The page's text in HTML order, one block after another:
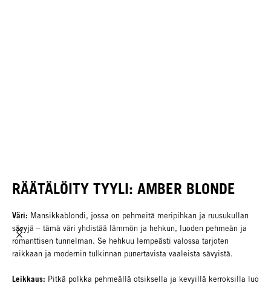
RÄÄTÄLÖITY TYYLI: AMBER BLONDE
Väri: Mansikkablondi, jossa on pehmeitä meripihkan ja ruusukullan
sävyjä – tämä väri yhdistää lämmön ja hehkun, luoden pehmeän ja
romanttisen tunnelman. Se hehkuu lempeästi valossa tarjoten
raikkaan ja modernin tulkinnan punertavista vaaleista sävyistä.
Leikkaus: Pitkä polkka pehmeällä otsiksella ja kevyillä kerroksilla luo